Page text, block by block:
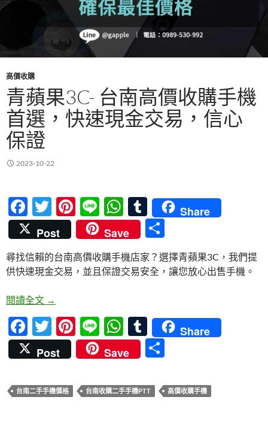
高價收購
青蘋果3C- 台南高價收購手機
首選，快速現金交易，信心
保證
2023-10-22
F
ac
e
b
o
o
k
T
w
itt
er
Pi
nt
er
es
Li
n
e
W
h
at
s
A
p
T
u
m
bl
r
Share
Post
Save
享
尋找信賴的台南高價收購手機店家？選擇青蘋果3C，我們提
供快速現金交易，並且保證交易安全，讓您放心出售手機。
閱讀全文 青蘋果3C- 台南高價收購手機首選，快速現金交易，
→
F
ac
e
b
o
T
w
itt
er
Pi
nt
er
es
t
Li
n
e
W
h
at
s
A
T
u
m
bl
r
Share
Post
Save
台南二手手機價格 台南收購二手手機PTT 高價收購手機